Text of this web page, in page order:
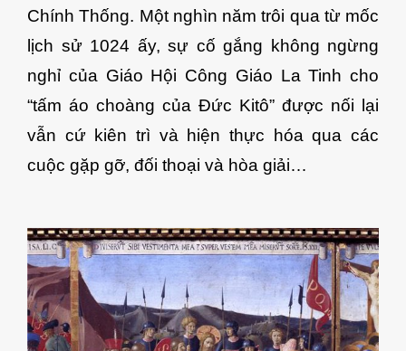
Chính Thống. Một nghìn năm trôi qua từ mốc
lịch sử 1024 ấy, sự cố gắng không ngừng
nghỉ của Giáo Hội Công Giáo La Tinh cho
“tấm áo choàng của Đức Kitô” được nối lại
vẫn cứ kiên trì và hiện thực hóa qua các
cuộc gặp gỡ, đối thoại và hòa giải…